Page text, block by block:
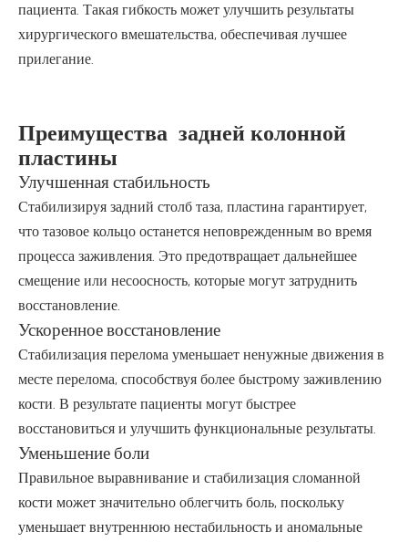
пациента. Такая гибкость может улучшить результаты
хирургического вмешательства, обеспечивая лучшее
прилегание.
Преимущества задней колонной
пластины
Улучшенная стабильность
Стабилизируя задний столб таза, пластина гарантирует,
что тазовое кольцо останется неповрежденным во время
процесса заживления. Это предотвращает дальнейшее
смещение или несоосность, которые могут затруднить
восстановление.
Ускоренное восстановление
Стабилизация перелома уменьшает ненужные движения в
месте перелома, способствуя более быстрому заживлению
кости. В результате пациенты могут быстрее
восстановиться и улучшить функциональные результаты.
Уменьшение боли
Правильное выравнивание и стабилизация сломанной
кости может значительно облегчить боль, поскольку
уменьшает внутреннюю нестабильность и аномальные